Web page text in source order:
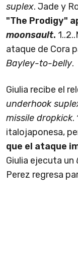
suplex. Jade y
"The Prodigy"
moonsault.
ataque de Cora
Bayley-to-belly.
Giulia recibe el
underhook
missile dropkick.
italojaponesa,
que el ataque
Giulia ejecuta un
Perez regresa